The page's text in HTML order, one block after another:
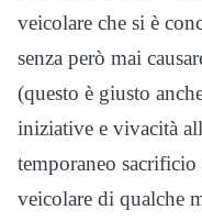
veicolare che si è
senza però mai
(questo è giusto
iniziative e vivacità
temporaneo
veicolare di qualche